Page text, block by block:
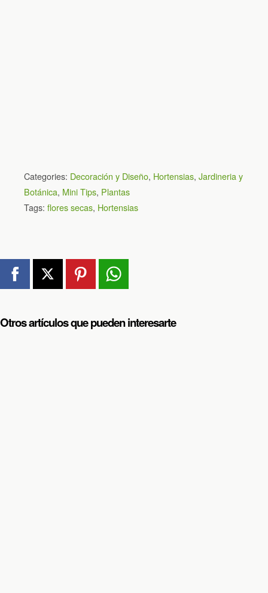
Categories: Decoración y Diseño, Hortensias, Jardineria y
Botánica, Mini Tips, Plantas
Tags: flores secas, Hortensias
Otros artículos que pueden interesarte